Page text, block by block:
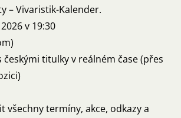
– Vivaristik-Kalender.
v 19:30
českými titulky v reálném čase (přes
všechny termíny, akce, odkazy a